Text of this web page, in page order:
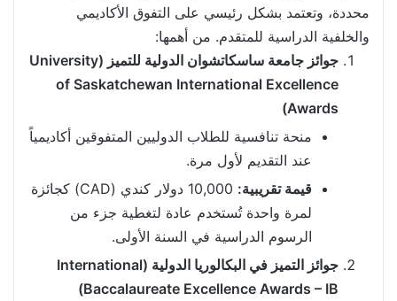
محددة، وتعتمد بشكل رئيسي على التفوق الأكاديمي
والخلفية الدراسية للمتقدم. من أهمها:
جوائز جامعة ساسكاتشوان الدولية للتميز (University
of Saskatchewan International Excellence
Awards)
منحة تنافسية للطلاب الدوليين المتفوقين أكاديمياً
عند التقديم لأول مرة.
قيمة تقريبية:
10,000 دولار كندي (CAD) كجائزة
لمرة واحدة تُستخدم عادة لتغطية جزء من
الرسوم الدراسية في السنة الأولى.
جوائز التميز في البكالوريا الدولية (International
Baccalaureate Excellence Awards – IB)